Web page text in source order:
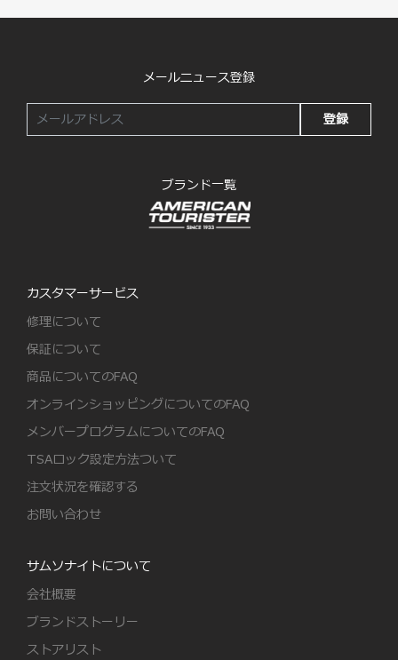
メールニュース登録
登録
ブランド一覧
カスタマーサービス
修理について
保証について
商品についてのFAQ
オンラインショッピングについてのFAQ
メンバープログラムについてのFAQ
TSAロック設定方法ついて
注文状況を確認する
お問い合わせ
サムソナイトについて
会社概要
ブランドストーリー
ストアリスト